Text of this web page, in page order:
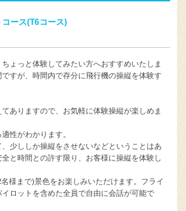
ース(T6コース)
ょっと体験してみたい方へおすすめいたしま
すが、時間内で存分に飛行機の操縦を体験す
ありますので、お気軽に体験操縦が楽しめま
性がわかります。
少ししか操縦をさせないなどということはあ
と時間との許す限り、お客様に操縦を体験し
様まで)景色をお楽しみいただけます。フライ
イロットを含めた全員で自由に会話が可能で